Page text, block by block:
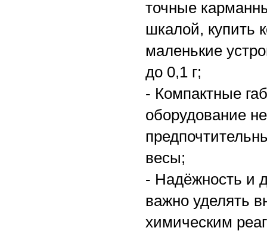
точные
шкалой, купить
маленькие
до 0,1 г;
- Компактные
оборудование
весы;
- Надёжность и
важно уделять
химическим